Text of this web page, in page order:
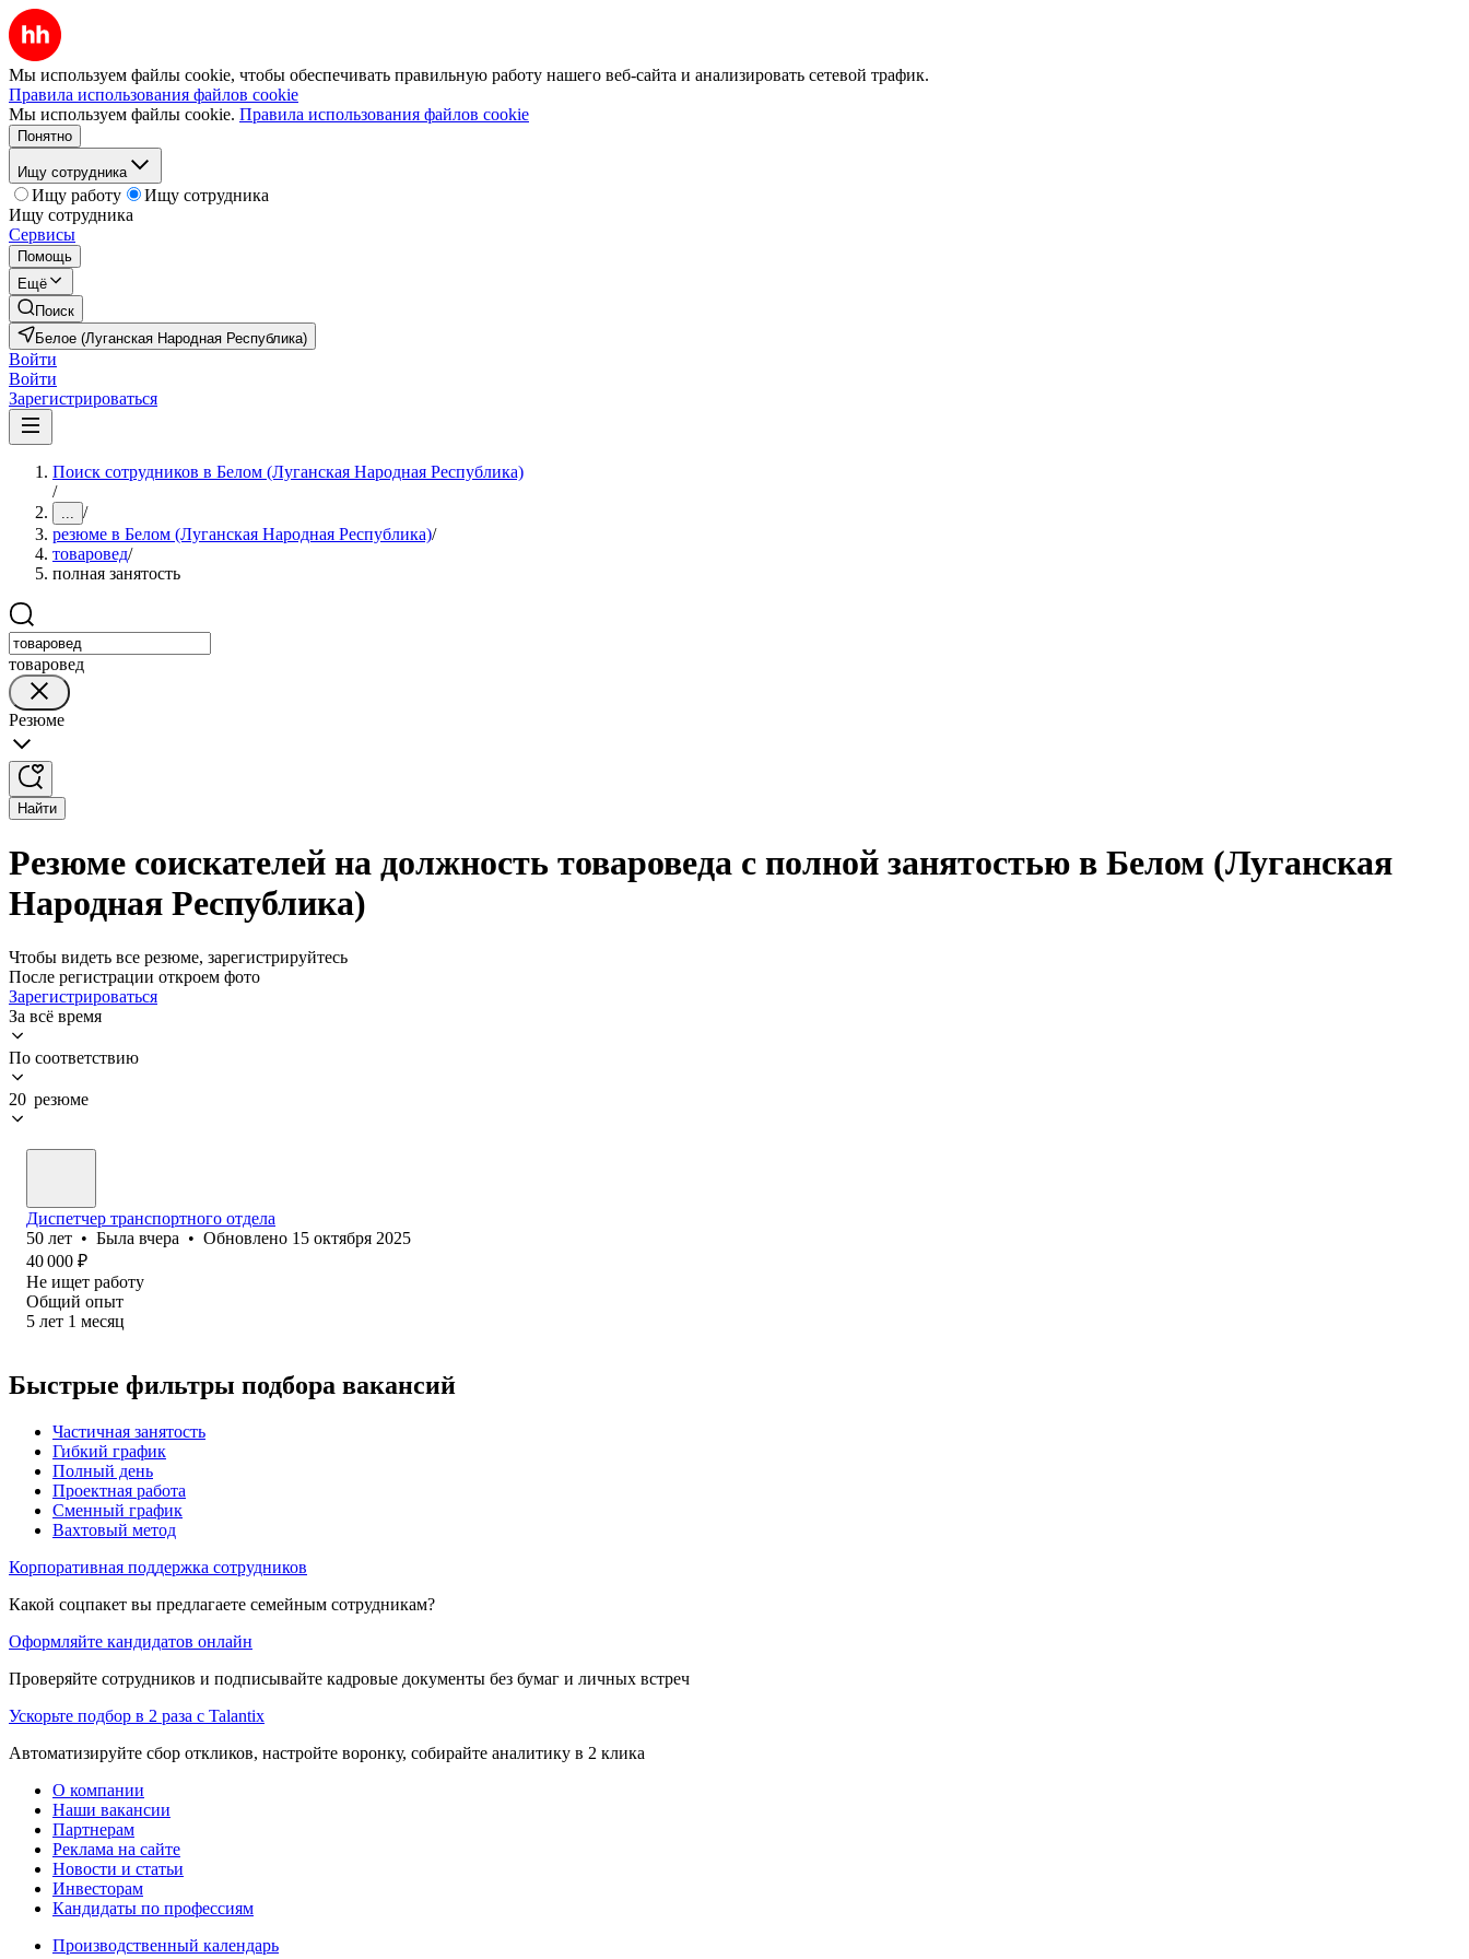
Мы используем файлы cookie, чтобы обеспечивать правильную работу нашего веб-сайта и анализировать сетевой трафик.
Правила использования файлов cookie
Мы используем файлы cookie. Правила использования файлов cookie
Понятно
Ищу сотрудника
Ищу работу
Ищу сотрудника
Ищу сотрудника
Сервисы
Помощь
Ещё
Поиск
Белое (Луганская Народная Республика)
Войти
Войти
Зарегистрироваться
Поиск сотрудников в Белом (Луганская Народная Республика)
/
... /
резюме в Белом (Луганская Народная Республика)/
товаровед/
полная занятость
товаровед
Резюме
Найти
Резюме соискателей на должность товароведа с полной занятостью в Белом (Луганская
Народная Республика)
Чтобы видеть все резюме, зарегистрируйтесь
После регистрации откроем фото
Зарегистрироваться
За всё время
По соответствию
20 резюме
Диспетчер транспортного отдела
50 лет • Была вчера • Обновлено 15 октября 2025
40 000 ₽
Не ищет работу
Общий опыт
5 лет 1 месяц
Быстрые фильтры подбора вакансий
Частичная занятость
Гибкий график
Полный день
Проектная работа
Сменный график
Вахтовый метод
Корпоративная поддержка сотрудников
Какой соцпакет вы предлагаете семейным сотрудникам?
Оформляйте кандидатов онлайн
Проверяйте сотрудников и подписывайте кадровые документы без бумаг и личных встреч
Ускорьте подбор в 2 раза с Talantix
Автоматизируйте сбор откликов, настройте воронку, собирайте аналитику в 2 клика
О компании
Наши вакансии
Партнерам
Реклама на сайте
Новости и статьи
Инвесторам
Кандидаты по профессиям
Производственный календарь